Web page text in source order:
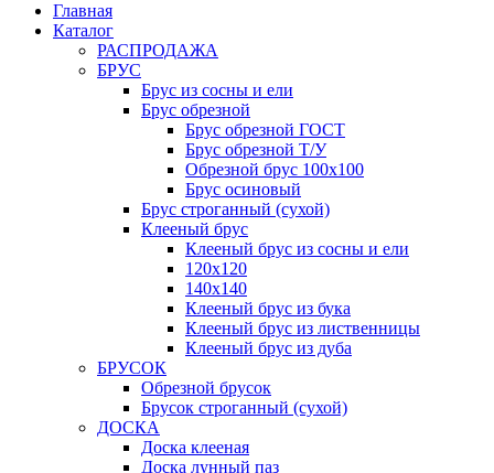
Главная
Каталог
РАСПРОДАЖА
БРУС
Брус из сосны и ели
Брус обрезной
Брус обрезной ГОСТ
Брус обрезной Т/У
Обрезной брус 100х100
Брус осиновый
Брус строганный (сухой)
Клееный брус
Клееный брус из сосны и ели
120х120
140х140
Клееный брус из бука
Клееный брус из лиственницы
Клееный брус из дуба
БРУСОК
Обрезной брусок
Брусок строганный (сухой)
ДОСКА
Доска клееная
Доска лунный паз